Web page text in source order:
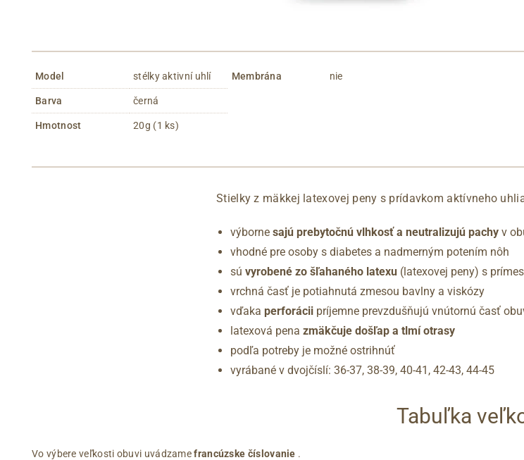
Model stélky aktivní uhlí
Barva černá
Hmotnost 20g (1 ks)
Membrána nie
Stielky z mäkkej latexovej peny s prídavkom aktívneho
výborne sajú prebytočnú vlhkosť a neutralizujú pachy v
vhodné pre osoby s diabetes a nadmerným potením nôh
sú vyrobené zo šľahaného latexu (latexovej peny) s
vrchná časť je potiahnutá zmesou bavlny a viskózy
vďaka perforácii príjemne prevzdušňujú vnútornú časť
latexová pena zmäkčuje došľap a tlmí otrasy
podľa potreby je možné ostrihnúť
vyrábané v dvojčíslí: 36-37, 38-39, 40-41, 42-43, 44-45
Tabuľka
Vo výbere veľkosti obuvi uvádzamefrancúzske číslovanie .